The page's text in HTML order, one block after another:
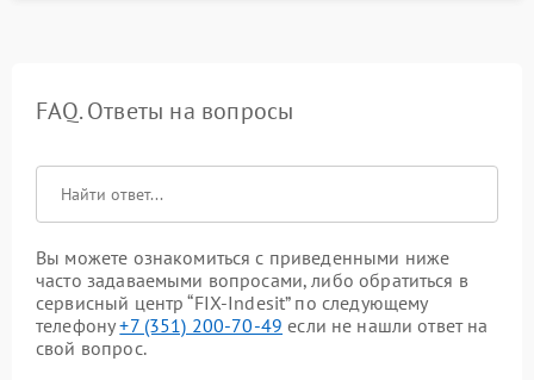
FAQ. Ответы на вопросы
Вы можете ознакомиться с приведенными ниже
часто задаваемыми вопросами, либо обратиться в
сервисный центр “FIX-Indesit” по следующему
телефону+7 (351) 200-70-49 если не нашли ответ на
свой вопрос.